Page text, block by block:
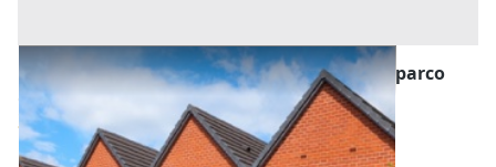
Asta Villette a schiera con piscina e ampio parco
San Bonifacio (Verona)
Offerta minima
2.175.000 € 2.900.000 €